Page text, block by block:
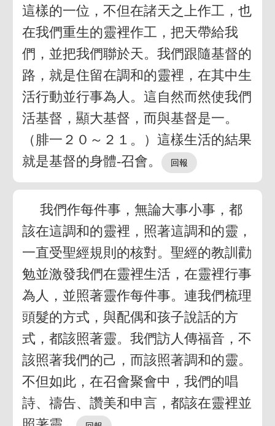
這樣的一位，不但在諸天之上作工，也
在我們重生的靈裡作工，把天帶給我
們，並把我們聯於天。我們跟隨基督的
路，就是住留在調和的靈裡，在其中生
活行動並行事為人。這自然而然使我們
活基督，顯大基督，而與基督是一。
（腓一２０～２１。）這樣生活的結果
就是基督的身體-召會。
我們作每件事，無論大事小事，都
該在這調和的靈裡，照著這調和的靈，
一直受聖經規則的核對。聖經的教訓勸
勉並激發我們在靈裡生活，在靈裡行事
為人，並照著靈作每件事。連我們梳理
頭髮的方式，與配偶和孩子說話的方
式，都該照著靈。我們訪人傳福音，不
該照著我們的己，而該照著調和的靈。
不但如此，在召會聚會中，我們的唱
詩、禱告、讚美和申言，都該在靈裡並